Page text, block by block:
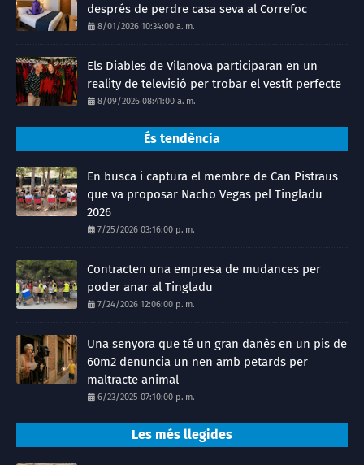
després de perdre casa seva al Correfoc
8/01/2026 10:34:00 a. m.
Els Diables de Vilanova participaran en un
reality de televisió per trobar el vestit perfecte
8/09/2026 08:41:00 a. m.
És tendència
En busca i captura el membre de Can Pistraus
que va proposar Nacho Vegas pel Tingladu
2026
7/25/2026 03:16:00 p. m.
Contracten una empresa de mudances per
poder anar al Tingladu
7/24/2026 12:06:00 p. m.
Una senyora que té un gran danès en un pis de
60m2 denuncia un nen amb petards per
maltracte animal
6/23/2025 07:10:00 p. m.
Les més llegides